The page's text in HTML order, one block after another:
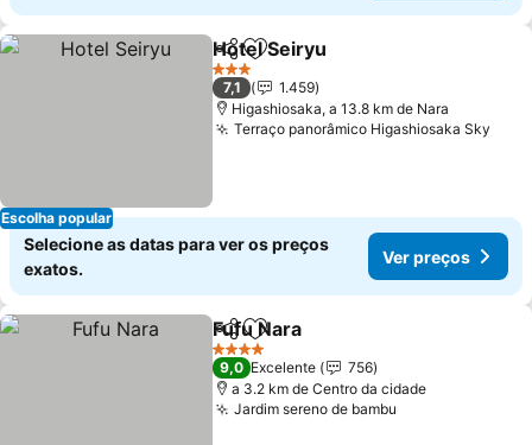
Escolha popular
PartilharAdicionar aos favoritos
Hotel Seiryu
3 Estrelas
7,1
1.459
Higashiosaka, a 13.8 km de Nara
Terraço panorâmico Higashiosaka Sky
Selecione as datas para ver os preços
exatos.
Ver preços
PartilharAdicionar aos favoritos
Fufu Nara
4 Estrelas
9,0 Excelente
756
a 3.2 km de Centro da cidade
Jardim sereno de bambu